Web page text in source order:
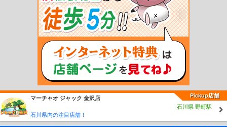
大谷海岸駅 陸前階上駅 最知駅 松岩駅 南気仙沼駅
不動の沢駅
山下駅 浜吉田駅 亘理駅 逢隈駅 越河駅 白石駅 東白石駅
船岡駅 槻木駅 岩沼駅 館腰駅 名取駅 南仙台駅 太子堂駅
東仙台駅 岩切駅 新利府駅 利府駅 陸前山王駅 国府多賀城駅
愛宕駅 品井沼駅 鹿島台駅 松山町駅 小牛田駅 田尻駅
石越駅 有壁駅 荒町駅 若柳駅 谷地畑駅 大岡小前駅
杉橋駅 鳥矢崎駅 栗駒駅 栗原田町駅 尾松駅
細倉マインパーク前駅 あぶくま駅 丸森駅 北丸森駅 南角田駅
東船岡駅 泉中央駅 八乙女駅 黒松駅 旭ヶ丘駅 台原駅
駅
勾当台公園駅 広瀬通駅 五橋駅 愛宕橋駅 河原町駅 長町一丁目駅
長町南
駅
富沢駅 杜せきのした駅 美田園駅 八木山動物公園駅
青葉山駅
川内駅
宮城野通駅 連坊駅
薬師
堂駅
卸町駅 六丁の目駅 荒井駅
Pickup店舗
マーチャオ ジャック 金沢店
石川県 野町駅
石川県内の注目店舗！